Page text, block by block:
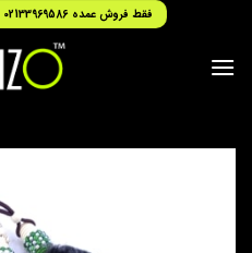
content
فقط فروش عمده 02133969586